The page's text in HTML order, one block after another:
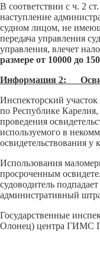
В соответствии с ч. 2
наступление
судном лицом, не
передача управления
управления, влечет
размере от 10000 до
Информация 2:
Инспекторский
по Республике
проведения
используемого в
освидетельствования у
Использования
просроченным
судоводитель
административный
Государственные
Олонец) центра